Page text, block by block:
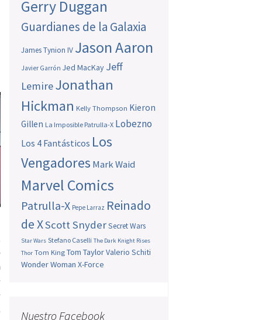
Gerry Duggan
Guardianes de la Galaxia
James Tynion IV Jason Aaron
Javier Garrón Jed MacKay Jeff
LemireJonathan
Hickman Kelly Thompson Kieron
Gillen La Imposible Patrulla-X Lobezno
Los 4 Fantásticos Los
Vengadores Mark Waid
Marvel Comics
Patrulla-X Pepe Larraz Reinado
de XScott SnyderSecret Wars
Star Wars Stefano Caselli The Dark Knight Rises
Thor Tom King Tom TaylorValerio Schiti
Wonder Woman X-Force
Nuestro Facebook